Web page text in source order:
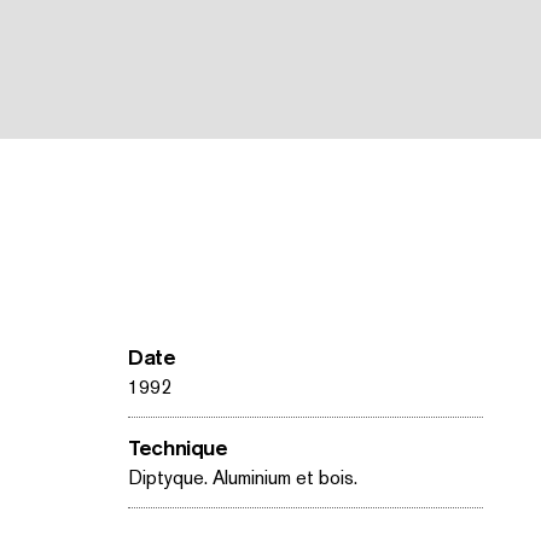
Date
1992
Technique
Diptyque. Aluminium et bois.